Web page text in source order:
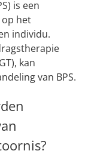
is een
het
individu.
kan
van BPS.